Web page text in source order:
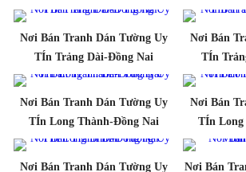
Nơi Bán Tranh Dán Tường Uy
TÍn Trảng Dài-Đồng Nai
Nơi Bán
TÍn
Nơi Bán Tranh Dán Tường Uy
TÍn Long Thành-Đồng Nai
Nơi Bán
TÍn
Nơi Bán Tranh Dán Tường Uy
Nơi Bán